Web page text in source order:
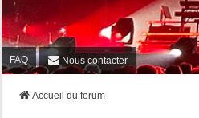
FAQ Nous contacter
Accueil du forum